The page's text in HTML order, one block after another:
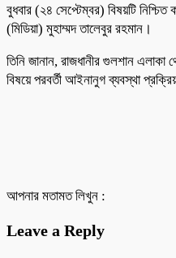
বুধবার (২৪ সেপ্টেম্বর) বিষয়টি
(মিডিয়া) মুহাম্মদ তালেবুর রহমান।
তিনি জানান, রাজধানীর গুলশান
বিষয়ে পরবর্তী আইনানুগ ব্যবস্থা
আপনার মতামত লিখুন :
Leave a Reply